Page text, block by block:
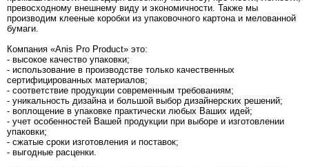
превосходному внешнему виду и экономичности. Также мы
производим клееные коробки из упаковочного картона и мелованной
бумаги.
Компания «Anis Pro Product» это:
- высокое качество упаковки;
- использование в производстве только качественных
сертифицированных материалов;
- соответствие продукции современным требованиям;
- уникальность дизайна и большой выбор дизайнерских решений;
- воплощение в упаковке практически любых Ваших идей;
- учет особенностей Вашей продукции при выборе и изготовлении
упаковки;
- сжатые сроки изготовления и поставок;
- выгодные расценки.